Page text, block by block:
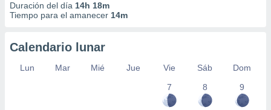
Duración del día 14h 18m
Tiempo para el amanecer 14m
Calendario lunar
Lun Mar Mié Jue Vie Sáb
Dom
7
8 9